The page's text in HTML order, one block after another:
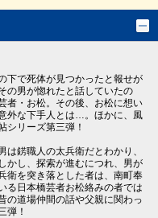
下で死体が見つかったと報せが
の男が惚れたと話していたの
者・お松。その後、お松に想い
外な下手人とは…。ほかに、風
シリーズ第三弾！
錺職人の太兵衛だとわかり、
かし、探索が進むにつれ、男が
衛を突き落とした者は、南町奉
る日本橋芸者お松絡みの者では
道場仲間の話や父親に関わっ
弾！